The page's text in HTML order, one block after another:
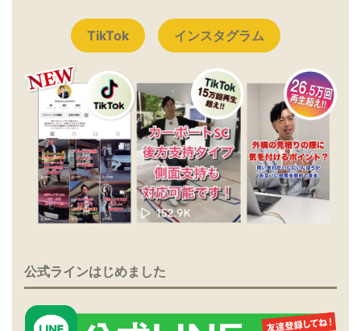
TikTok インスタグラム
公式ラインはじめました